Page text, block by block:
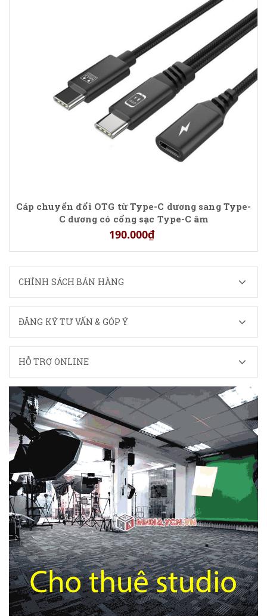
Cáp chuyển đổi OTG từ Type-C dương sang Type-
C dương có cổng sạc Type-C âm
190.000₫
CHÍNH SÁCH BÁN HÀNG
ĐĂNG KÝ TƯ VẤN & GÓP Ý
HỖ TRỢ ONLINE